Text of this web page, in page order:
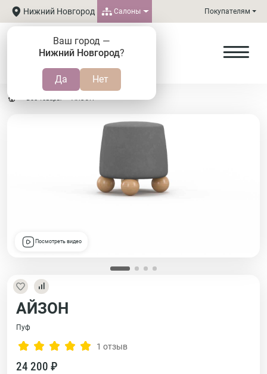
Нижний Новгород
Ваш город —
Нижний Новгород?
Салоны Покупателям
Все товары АЙЗОН
АЙЗОН
Пуф
1 отзыв
24 200 ₽
Посмотреть видео